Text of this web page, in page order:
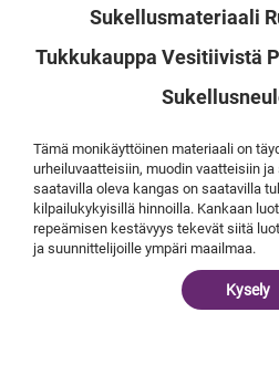
Sukellusmateriaali
Tukkukauppa Vesitiivistä
Tämä monikäyttöinen materiaali on
urheiluvaatteisiin, muodin vaatteisiin
saatavilla oleva kangas on saatavilla
kilpailukykyisillä hinnoilla. Kankaan
repeämisen kestävyys tekevät siitä
ja suunnittelijoille ympäri maailmaa.
Kysely